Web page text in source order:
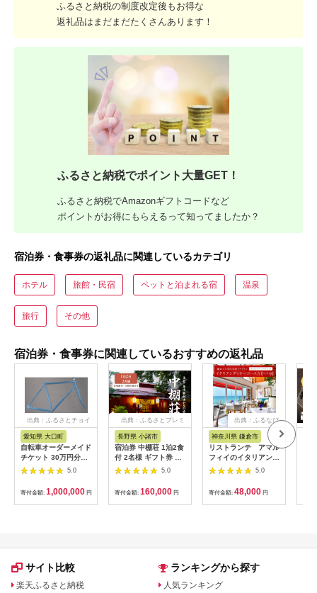
ふるさと納税の制度改定後もお得な
返礼品はまだまだたくさんあります！
ふるさと納税でポイント大量GET！
ふるさと納税でAmazonギフトコードなど
ポイントがお得にもらえるって知ってましたか？
宿泊券・食事券の返礼品に関連しているカテゴリ
ホテル 旅館・民宿 ペットと泊まれる宿 温泉
旅行 その他
宿泊券・食事券に関連しているおすすめの返礼品
出典：ふるさとチョイ
愛知県 大口町
自転車オーダーメイド
チケット 30万円分
【1360365】
5.0
寄付金額: 1,000,000 円
出典：ふるさとプレミ
長野県 小諸市
宿泊券 中棚荘 1泊2食
付 2名様 ギフト券 チ
ケット 券 宿泊 旅行
5.0
寄付金額: 160,000 円
出典：ふるなび
神奈川県 鎌倉市
リストランテ アマル
フィイのイタリアンデ
ィナーコースA ペア
5.0
寄付金額: 48,000 円
サイト比較
楽天ふるさと納税
ランキングから探す
人気ランキング